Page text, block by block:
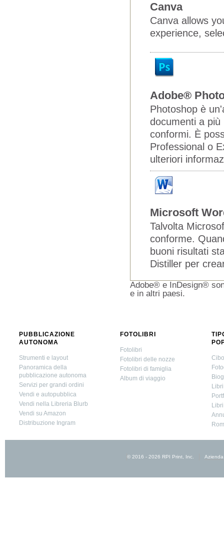
Canva
Canva allows
experience,
Adobe®
Photoshop è
documenti a più
conformi. È
Professional o
ulteriori
Microsoft
Talvolta
conforme.
buoni risultati
Distiller per
Adobe® e InDesign®
e in altri paesi.
PUBBLICAZIONE
AUTONOMA
Strumenti e layout
Panoramica della
pubblicazione autonoma
Servizi per grandi ordini
Vendi e autopubblica
Vendi nella Libreria Blurb
Vendi su Amazon
Distribuzione Ingram
FOTOLIBRI
Fotolibri
Fotolibri delle nozze
Fotolibri di famiglia
Album di viaggio
© 2016 - 2026 RPI Print, Inc. Azienda